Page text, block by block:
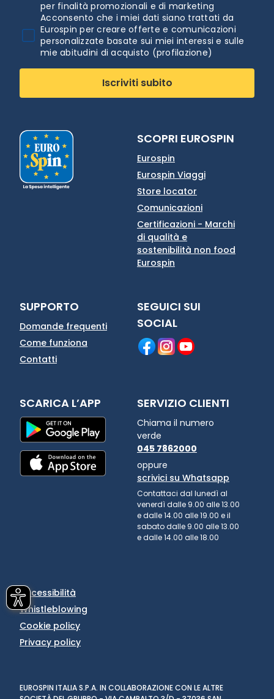
per finalità promozionali e di marketing
Acconsento che i miei dati siano trattati da
Eurospin per creare offerte e comunicazioni
personalizzate basate sui miei interessi e sulle
mie abitudini di acquisto (profilazione)
Iscriviti subito
SCOPRI EUROSPIN
Eurospin
Eurospin Viaggi
Store locator
Comunicazioni
Certificazioni - Marchi
di qualità e
sostenibilità non food
Eurospin
SUPPORTO
Domande frequenti
Come funziona
Contatti
SEGUICI SUI
SOCIAL
SCARICA L’APP SERVIZIO CLIENTI
Chiama il numero
verde
045 7862000
oppure
scrivici su Whatsapp
Contattaci dal lunedì al
venerdì dalle 9.00 alle 13.00
e dalle 14.00 alle 19.00 e il
sabato dalle 9.00 alle 13.00
e dalle 14.00 alle 18.00
Accessibilità
Whistleblowing
Cookie policy
Privacy policy
EUROSPIN ITALIA S.P.A. IN COLLABORAZIONE CON LE ALTRE